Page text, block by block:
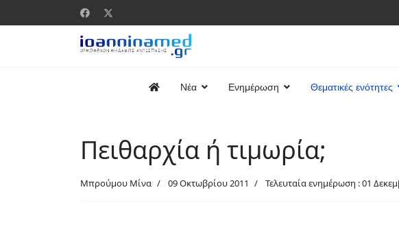
Νέα Ενημέρωση Θεματικές ενότητες
Πειθαρχία ή τιμωρία;
Μπρούμου Μίνα 09 Οκτωβρίου 2011 Τελευταία ενημέρωση : 01